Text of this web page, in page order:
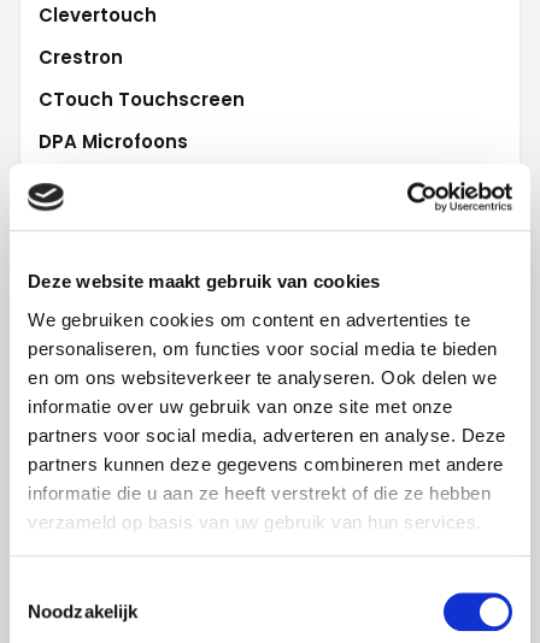
Deze website maakt gebruik van cookies
We gebruiken cookies om content en advertenties te
personaliseren, om functies voor social media te bieden
en om ons websiteverkeer te analyseren. Ook delen we
informatie over uw gebruik van onze site met onze
partners voor social media, adverteren en analyse. Deze
partners kunnen deze gegevens combineren met andere
informatie die u aan ze heeft verstrekt of die ze hebben
verzameld op basis van uw gebruik van hun services.
Noodzakelijk
Clevertouch
Crestron
CTouch Touchscreen
DPA Microfoons
Electrovoice luidsprekers
Evoko room reservation
Hitachi projectoren
iiyama Digiboard
L-Acoustics audio
Lifesize Videoconferencing
LG Displays
LG Videowalls
Martin Harman Light